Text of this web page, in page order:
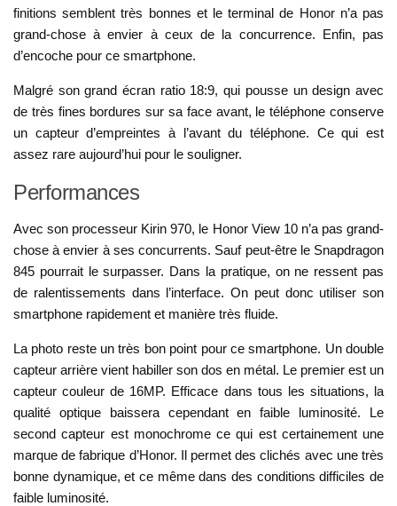
finitions semblent très bonnes et le terminal de Honor n’a pas
grand-chose à envier à ceux de la concurrence. Enfin, pas
d’encoche pour ce smartphone.
Malgré son grand écran ratio 18:9, qui pousse un design avec
de très fines bordures sur sa face avant, le téléphone conserve
un capteur d’empreintes à l’avant du téléphone. Ce qui est
assez rare aujourd’hui pour le souligner.
Performances
Avec son processeur Kirin 970, le Honor View 10 n’a pas grand-
chose à envier à ses concurrents. Sauf peut-être le Snapdragon
845 pourrait le surpasser. Dans la pratique, on ne ressent pas
de ralentissements dans l’interface. On peut donc utiliser son
smartphone rapidement et manière très fluide.
La photo reste un très bon point pour ce smartphone. Un double
capteur arrière vient habiller son dos en métal. Le premier est un
capteur couleur de 16MP. Efficace dans tous les situations, la
qualité optique baissera cependant en faible luminosité. Le
second capteur est monochrome ce qui est certainement une
marque de fabrique d’Honor. Il permet des clichés avec une très
bonne dynamique, et ce même dans des conditions difficiles de
faible luminosité.